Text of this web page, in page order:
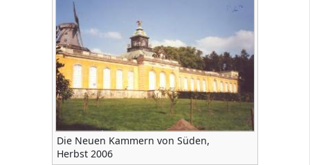
Die Neuen Kammern von Süden,
Herbst 2006